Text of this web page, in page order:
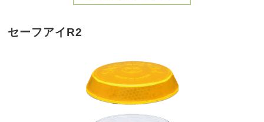
セーフアイR2